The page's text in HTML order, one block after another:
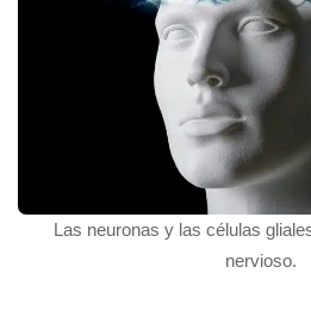
Las neuronas y las células
nervioso.